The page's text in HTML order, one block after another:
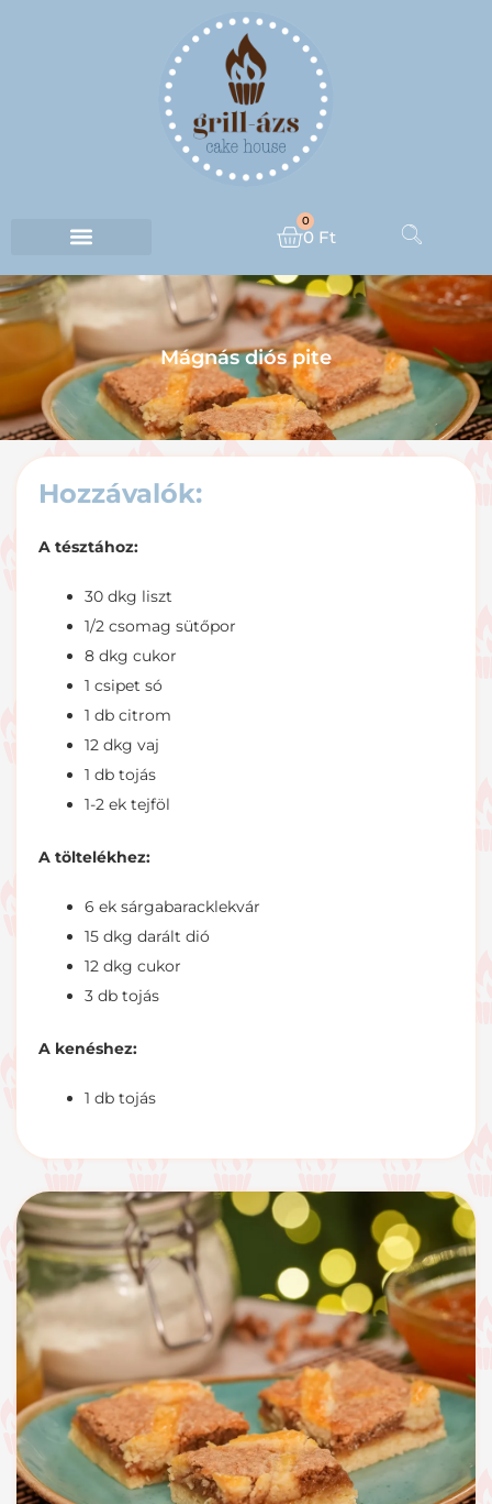
0 Ft
0
Mágnás diós pite
Hozzávalók:
A tésztához:
30 dkg liszt
1/2 csomag sütőpor
8 dkg cukor
1 csipet só
1 db citrom
12 dkg vaj
1 db tojás
1-2 ek tejföl
A töltelékhez:
6 ek sárgabaracklekvár
15 dkg darált dió
12 dkg cukor
3 db tojás
A kenéshez:
1 db tojás